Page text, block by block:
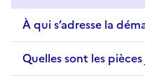
À qui s’adresse la
Quelles sont les